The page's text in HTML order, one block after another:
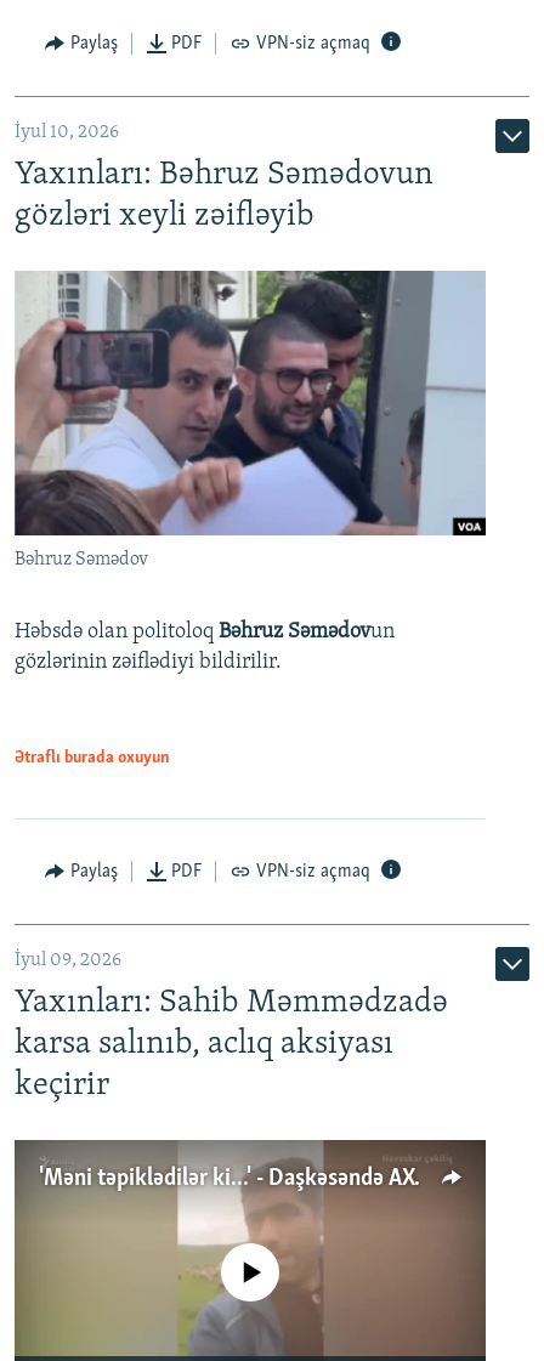
Paylaş PDF VPN-siz açmaq
İyul 10, 2026
Yaxınları: Bəhruz Səmədovun
gözləri xeyli zəifləyib
Bəhruz Səmədov
Həbsdə olan politoloq Bəhruz Səmədovun
gözlərinin zəiflədiyi bildirilir.
Ətraflı burada oxuyun
Paylaş PDF VPN-siz açmaq
İyul 09, 2026
Yaxınları: Sahib Məmmədzadə
karsa salınıb, aclıq aksiyası
keçirir
'Məni təpiklədilər ki...' - Daşkəsəndə AXCP fəalının yaxınları onun həbsinə etiraz edirlər
No media source currently available